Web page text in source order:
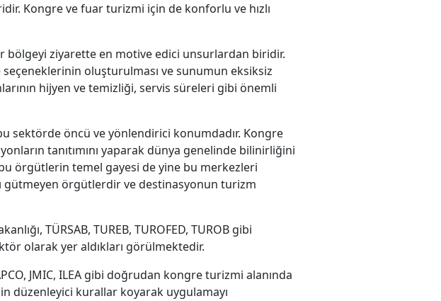
Kongre ve fuar turizmi için de konforlu ve hızlı
bölgeyi ziyarette en motive edici unsurlardan biridir.
oluşturulması ve sunumun eksiksiz
hijyen ve temizliği, servis süreleri gibi önemli
sektörde öncü ve yönlendirici konumdadır. Kongre
tanıtımını yaparak dünya genelinde bilinirliğini
örgütlerin temel gayesi de yine bu merkezleri
gütmeyen örgütlerdir ve destinasyonun turizm
TÜRSAB, TUREB, TUROFED, TUROB gibi
olarak yer aldıkları görülmektedir.
JMIC, ILEA gibi doğrudan kongre turizmi alanında
düzenleyici kurallar koyarak uygulamayı